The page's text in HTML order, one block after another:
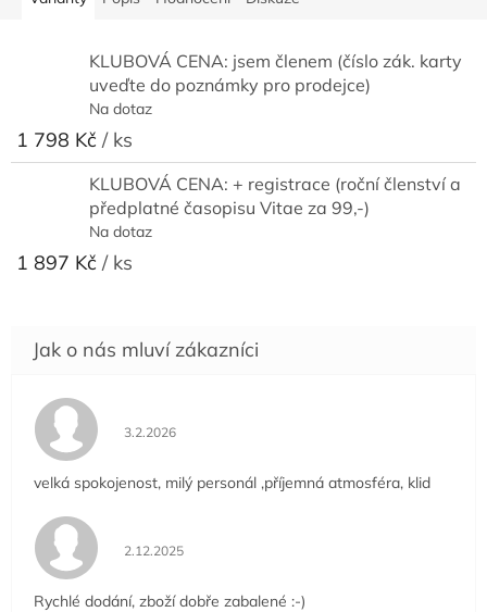
KLUBOVÁ CENA: jsem členem (číslo zák. karty
uveďte do poznámky pro prodejce)
Na dotaz
1 798 Kč / ks
KLUBOVÁ CENA: + registrace (roční členství a
předplatné časopisu Vitae za 99,-)
Na dotaz
1 897 Kč / ks
Hodnocení obchodu je 5 z 5 hvězdiček.
3.2.2026
velká spokojenost, milý personál ,příjemná atmosféra, klid
Hodnocení obchodu je 5 z 5 hvězdiček.
2.12.2025
Rychlé dodání, zboží dobře zabalené :-)